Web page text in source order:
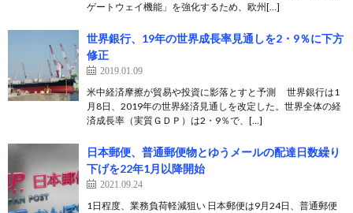
ゲートウェイ機能」を強化するため、欧州[…]
世界銀行、19年の世界成長率見通しを2・9％に下方
修正
2019.01.09
米中経済摩擦が貿易や投資に影落とすと予測 世界銀行は1
月8日、2019年の世界経済見通しを改定した。世界全体の経
済成長率（実質ＧＤＰ）は2・9％で、[…]
日本郵便、普通郵便物とゆうメールの配達日数繰り
下げを22年1月以降開始
2021.09.24
1日程度、業務負荷軽減狙い 日本郵便は9月24日、普通郵便